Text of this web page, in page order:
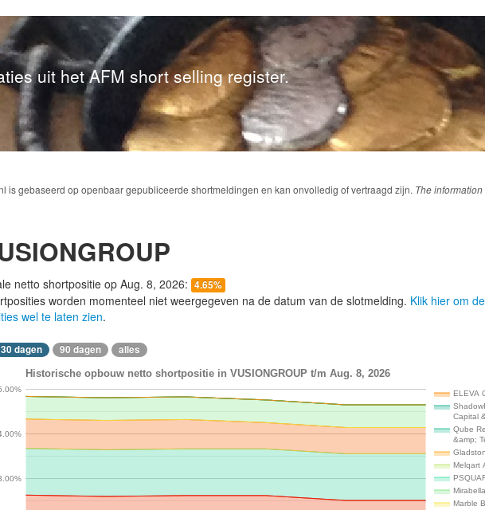
uit het AFM short selling register.
is gebaseerd op openbaar gepubliceerde shortmeldingen en kan onvolledig of vertraagd zijn. The
netto shortpositie op Aug. 8, 2026: 4.65%
worden momenteel niet weergegeven na de datum van de slotmelding. Klik hier om
wel te laten zien.
30 dagen 90 dagen alles
Historische opbouw netto shortpositie in VUSIONGROUP t/m Aug. 8, 2026
ELEVA
Capital
Qube
&amp;
Melqart
Marble